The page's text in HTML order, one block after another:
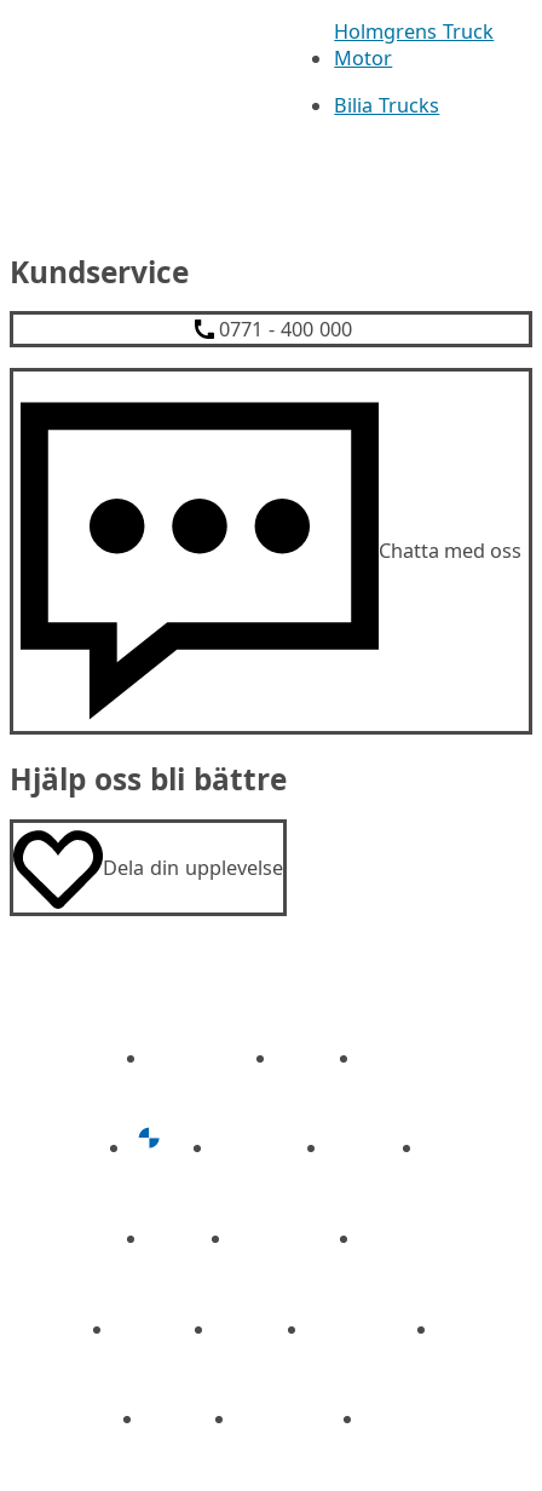
Holmgrens Truck
Motor
Bilia Trucks
Kundservice
0771 - 400 000
Chatta med oss
Hjälp oss bli bättre
Dela din upplevelse